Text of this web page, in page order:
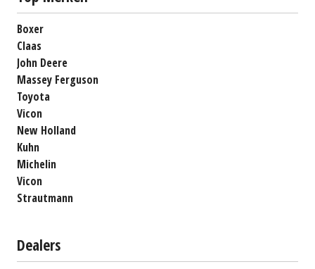
Boxer
Claas
John Deere
Massey Ferguson
Toyota
Vicon
New Holland
Kuhn
Michelin
Vicon
Strautmann
Dealers